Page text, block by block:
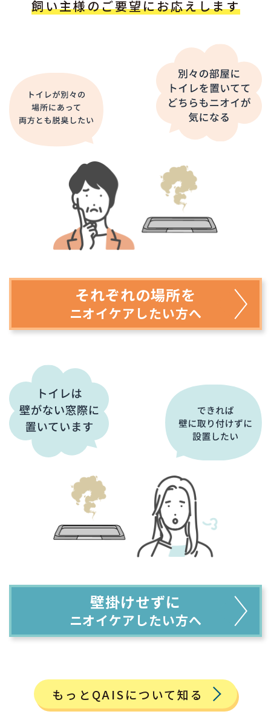
飼い主様のご要望にお応えします
それぞれの場所を
ニオイケアしたい方へ
壁掛けせずに
ニオイケアしたい方へ
もっとQAISについて知る